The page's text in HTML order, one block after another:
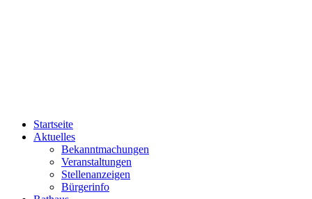
Startseite
Aktuelles
Bekanntmachungen
Veranstaltungen
Stellenanzeigen
Bürgerinfo